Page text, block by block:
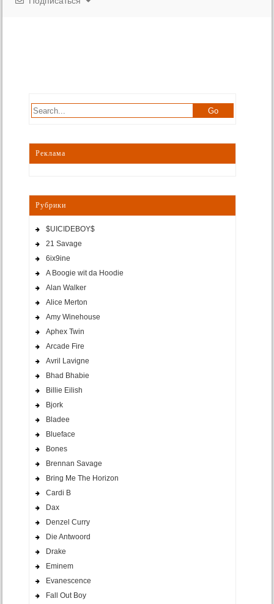
Реклама
Рубрики
$UICIDEBOY$
21 Savage
6ix9ine
A Boogie wit da Hoodie
Alan Walker
Alice Merton
Amy Winehouse
Aphex Twin
Arcade Fire
Avril Lavigne
Bhad Bhabie
Billie Eilish
Bjork
Bladee
Blueface
Bones
Brennan Savage
Bring Me The Horizon
Cardi B
Dax
Denzel Curry
Die Antwoord
Drake
Eminem
Evanescence
Fall Out Boy